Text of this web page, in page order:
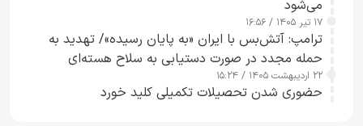
می‌شود
۱۷ تیر ۱۴۰۵ / ۱۶:۵۶
ترامپ: آتش‌بس با ایران «به پایان رسیده»/ تهدید به
حمله مجدد در صورت دستیابی به سلاح هسته‌ای
۲۲ اردیبهشت ۱۴۰۵ / ۱۵:۲۴
حضوری شدن تحصیلات تکمیلی کلید خورد